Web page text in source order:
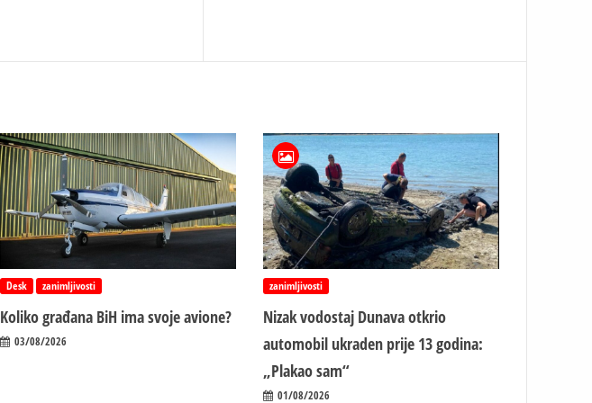
Desk zanimljivosti
Koliko građana BiH ima svoje avione?
03/08/2026
zanimljivosti
Nizak vodostaj Dunava otkrio
automobil ukraden prije 13 godina:
„Plakao sam“
01/08/2026